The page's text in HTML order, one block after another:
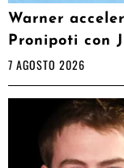
Warner
Pronipoti con
7 AGOSTO 2026